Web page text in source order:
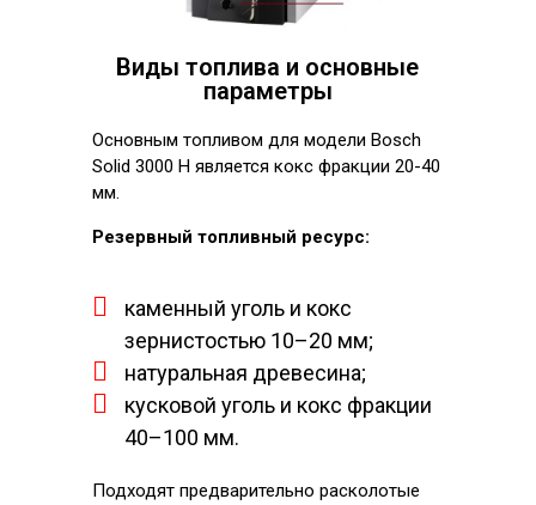
Виды топлива и основные
параметры
Основным топливом для модели Bosch
Solid 3000 H является кокс фракции 20-40
мм.
Резервный топливный ресурс:
каменный уголь и кокс
зернистостью 10–20 мм;
натуральная древесина;
кусковой уголь и кокс фракции
40–100 мм.
Подходят предварительно расколотые